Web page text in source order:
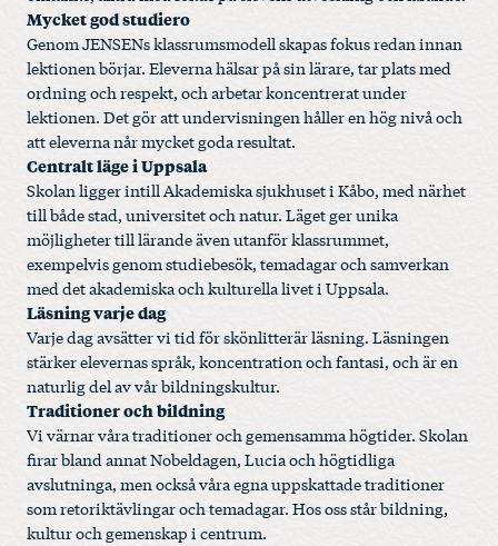
Mycket god studiero
Genom JENSENs klassrumsmodell skapas fokus redan innan
lektionen börjar. Eleverna hälsar på sin lärare, tar plats med
ordning och respekt, och arbetar koncentrerat under
lektionen. Det gör att undervisningen håller en hög nivå och
att eleverna når mycket goda resultat.
Centralt läge i Uppsala
Skolan ligger intill Akademiska sjukhuset i Kåbo, med närhet
till både stad, universitet och natur. Läget ger unika
möjligheter till lärande även utanför klassrummet,
exempelvis genom studiebesök, temadagar och samverkan
med det akademiska och kulturella livet i Uppsala.
Läsning varje dag
Varje dag avsätter vi tid för skönlitterär läsning. Läsningen
stärker elevernas språk, koncentration och fantasi, och är en
naturlig del av vår bildningskultur.
Traditioner och bildning
Vi värnar våra traditioner och gemensamma högtider. Skolan
firar bland annat Nobeldagen, Lucia och högtidliga
avslutninga, men också våra egna uppskattade traditioner
som retoriktävlingar och temadagar. Hos oss står bildning,
kultur och gemenskap i centrum.